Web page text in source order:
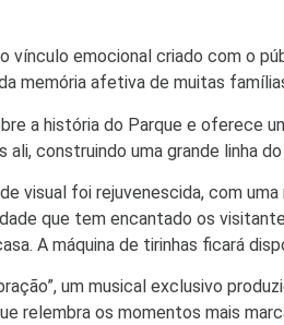
emocional criado com o
memória afetiva de muitas
a história do Parque e
construindo uma grande linha
visual foi rejuvenescida, com
que tem encantado os
A máquina de tirinhas ficará
um musical exclusivo
os momentos mais